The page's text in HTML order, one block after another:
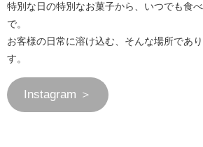
特別な日の特別なお菓子から、いつでも食
で。
お客様の日常に溶け込む、そんな場所であ
す。
Instagram ＞